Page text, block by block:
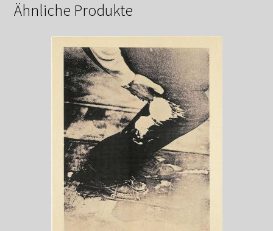
Ähnliche Produkte